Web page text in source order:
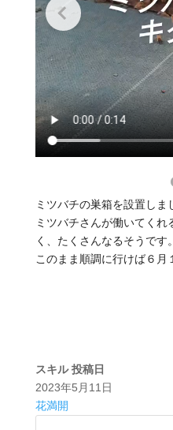
ミツバチの巣箱を設置しま
ミツバチさんが働いてくれ
く、たくさんなるそうです。
このまま順調に行けば６月
スキル 投稿日
2023年5月11日
花満開